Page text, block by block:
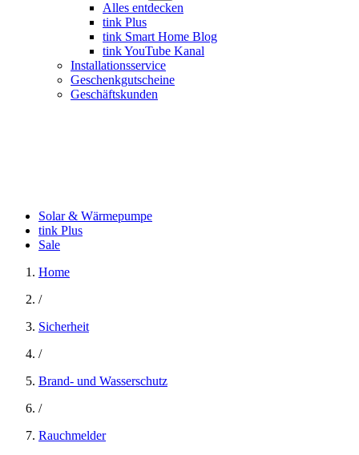
Alles entdecken
tink Plus
tink Smart Home Blog
tink YouTube Kanal
Installationsservice
Geschenkgutscheine
Geschäftskunden
Solar & Wärmepumpe
tink Plus
Sale
Home
/
Sicherheit
/
Brand- und Wasserschutz
/
Rauchmelder